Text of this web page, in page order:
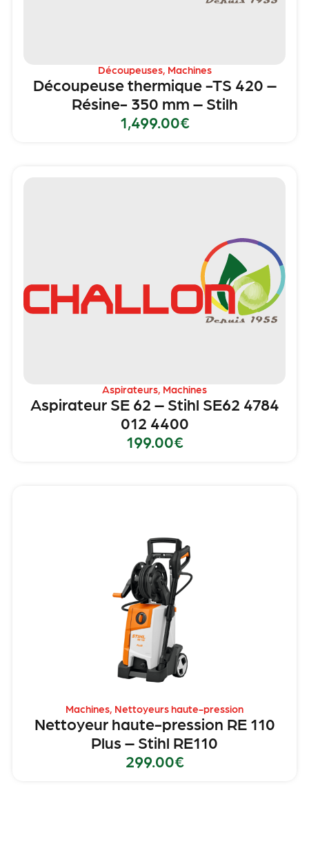
Découpeuses, Machines
Découpeuse thermique -TS 420 –
Résine- 350 mm – Stilh
1,499.00€
Aspirateurs, Machines
Aspirateur SE 62 – Stihl SE62 4784
012 4400
199.00€
Machines, Nettoyeurs haute-pression
Nettoyeur haute-pression RE 110
Plus – Stihl RE110
299.00€